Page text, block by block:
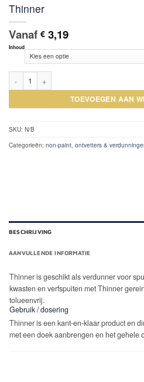
Thinner
Vanaf € 3,19
Inhoud
Thinner aantal
TOEVOEGEN AAN
SKU: N/B
Categorieën: non-paint, ontvetters &
BESCHRIJVING
AANVULLENDE INFORMATIE
Thinner is geschikt als verdunner voor
kwasten en verfspuiten met Thinner
tolueenvrij.
Gebruik / dosering
Thinner is een kant-en-klaar product en
met een doek aanbrengen en het gehele